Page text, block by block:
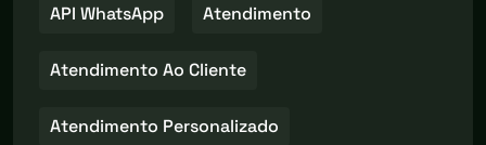
API WhatsApp Atendimento
Atendimento Ao Cliente
Atendimento Personalizado